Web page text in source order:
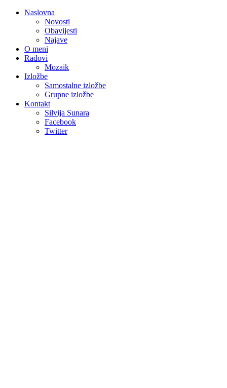
Naslovna
Novosti
Obavijesti
Najave
O meni
Radovi
Mozaik
Izložbe
Samostalne izložbe
Grupne izložbe
Kontakt
Silvija Sunara
Facebook
Twitter